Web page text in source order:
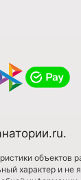
объектов
характер и не